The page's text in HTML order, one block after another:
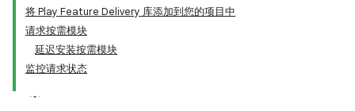
将 Play Feature Delivery 库添加到您的项目中
请求按需模块
延迟安装按需模块
监控请求状态